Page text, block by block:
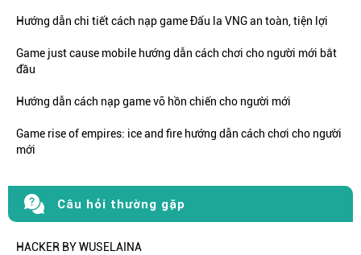
Hướng dẫn chi tiết cách nạp game Đấu la VNG an toàn, tiện lợi
Game just cause mobile hướng dẫn cách chơi cho người mới bắt
đầu
Hướng dẫn cách nạp game võ hồn chiến cho người mới
Game rise of empires: ice and fire hướng dẫn cách chơi cho người
mới
Câu hỏi thường gặp
HACKER BY WUSELAINA